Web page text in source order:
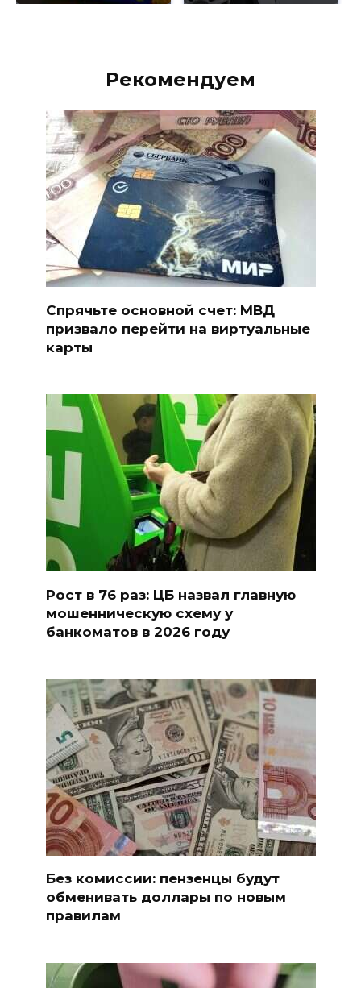
Рекомендуем
Спрячьте основной счет: МВД
призвало перейти на виртуальные
карты
Рост в 76 раз: ЦБ назвал главную
мошенническую схему у
банкоматов в 2026 году
Без комиссии: пензенцы будут
обменивать доллары по новым
правилам